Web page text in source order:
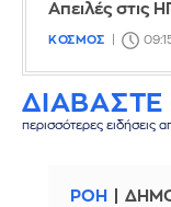
Απειλές στις
ΚΟΣΜΟΣ
ΔΙΑΒΑΣΤΕ
περισσότερες ειδήσεις
ΡΟΗ